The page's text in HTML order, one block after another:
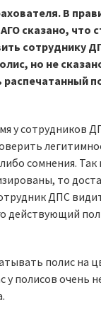
В
сказано, что
сотруднику
но не
у сотрудников
сомнения. Так
то
ДПС
действующий
полис на
у полисов очень